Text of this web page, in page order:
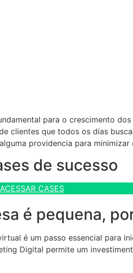
para o crescimento
clientes que todos os dias
providencia para
de sucesso
ACESSAR CASES
é pequena,
é um passo essencial para
Digital permite um